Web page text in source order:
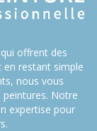
offrent des
restant simple
nous vous
Notre
expertise pour